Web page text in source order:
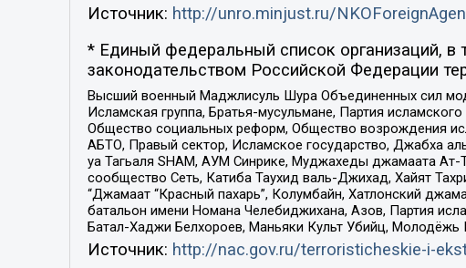
Источник: http://unro.minjust.ru/
* Единый федеральный список организаций, в
законодательством Российской Федерации
Высший военный Маджлисуль Шура Объединенных сил
Исламская группа, Братья-мусульмане, Партия
Общество социальных реформ, Общество возрождения
АБТО, Правый сектор, Исламское государство, Джабха
уа Тагьаля SHAM, АУМ Синрике, Муджахеды джамаата
сообщество Сеть, Катиба Таухид валь-Джихад, Хайят
“Джамаат “Красный пахарь”, Колумбайн, Хатлонский
батальон имени Номана Челебиджихана, Азов, Партия
Батал-Хаджи Белхороев, Маньяки Культ Убийц, Молодёжь
Источник: http://nac.gov.ru/terroristicheskie-i-